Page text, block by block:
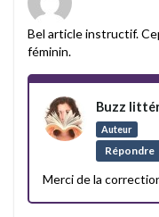
Bel article instructif.
féminin.
Buzz
Auteur
Répondre
Merci de la